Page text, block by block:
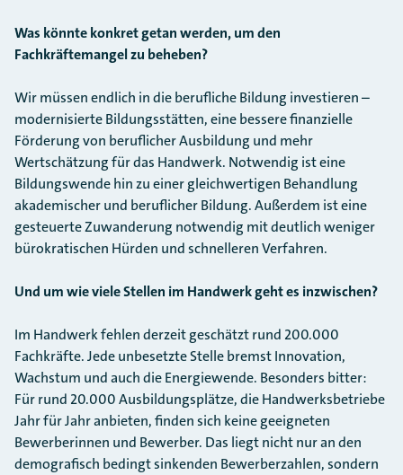
Was könnte konkret getan werden, um den
Fachkräftemangel zu beheben?
Wir müssen endlich in die berufliche Bildung investieren –
modernisierte Bildungsstätten, eine bessere finanzielle
Förderung von beruflicher Ausbildung und mehr
Wertschätzung für das Handwerk. Notwendig ist eine
Bildungswende hin zu einer gleichwertigen Behandlung
akademischer und beruflicher Bildung. Außerdem ist eine
gesteuerte Zuwanderung notwendig mit deutlich weniger
bürokratischen Hürden und schnelleren Verfahren.
Und um wie viele Stellen im Handwerk geht es inzwischen?
Im Handwerk fehlen derzeit geschätzt rund 200.000
Fachkräfte. Jede unbesetzte Stelle bremst Innovation,
Wachstum und auch die Energiewende. Besonders bitter:
Für rund 20.000 Ausbildungsplätze, die Handwerksbetriebe
Jahr für Jahr anbieten, finden sich keine geeigneten
Bewerberinnen und Bewerber. Das liegt nicht nur an den
demografisch bedingt sinkenden Bewerberzahlen, sondern